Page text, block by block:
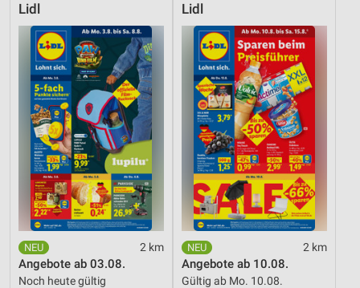
Lidl
2 km
Angebote ab 03.08.
Noch heute gültig
Lidl
2 km
Angebote ab 10.08.
Gültig ab Mo. 10.08.